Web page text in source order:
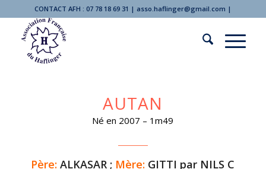
CONTACT AFH : 07 78 18 69 31 | asso.haflinger@gmail.com |
AUTAN
Né en 2007 – 1m49
Père: ALKASAR ; Mère: GITTI par NILS C